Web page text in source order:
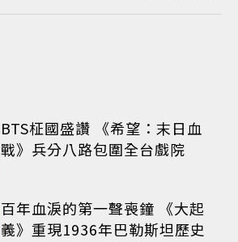
BTS柾國盛讚 《希望：末日血
戰》兵分八路包圍全台戲院
百年血淚的第一聲喪鐘 《大起
義》重現1936年巴勒斯坦歷史